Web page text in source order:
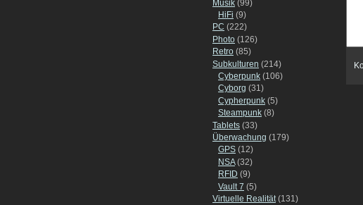
Musik (99)
HiFi (9)
PC (222)
Photo (126)
Retro (85)
Subkulturen (214)
Cyberpunk (106)
Cyborg (31)
Cypherpunk (5)
Steampunk (8)
Tablets (33)
Überwachung (179)
GPS (12)
NSA(32)
RFID (9)
Vault 7 (5)
Virtuelle Realität(131)